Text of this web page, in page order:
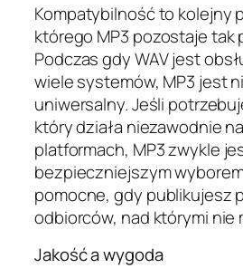
Kompatybilność to kolejny
którego MP3 pozostaje tak
Podczas gdy WAV jest
wiele systemów, MP3 jest
uniwersalny. Jeśli
który działa niezawodnie
platformach, MP3 zwykle
bezpieczniejszym
pomocne, gdy publikujesz
odbiorców, nad którymi nie
Jakość a wygoda